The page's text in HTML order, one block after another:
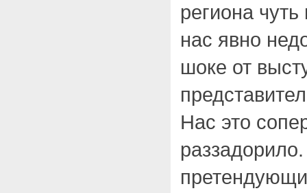
региона
нас явно
шоке от
Нас это